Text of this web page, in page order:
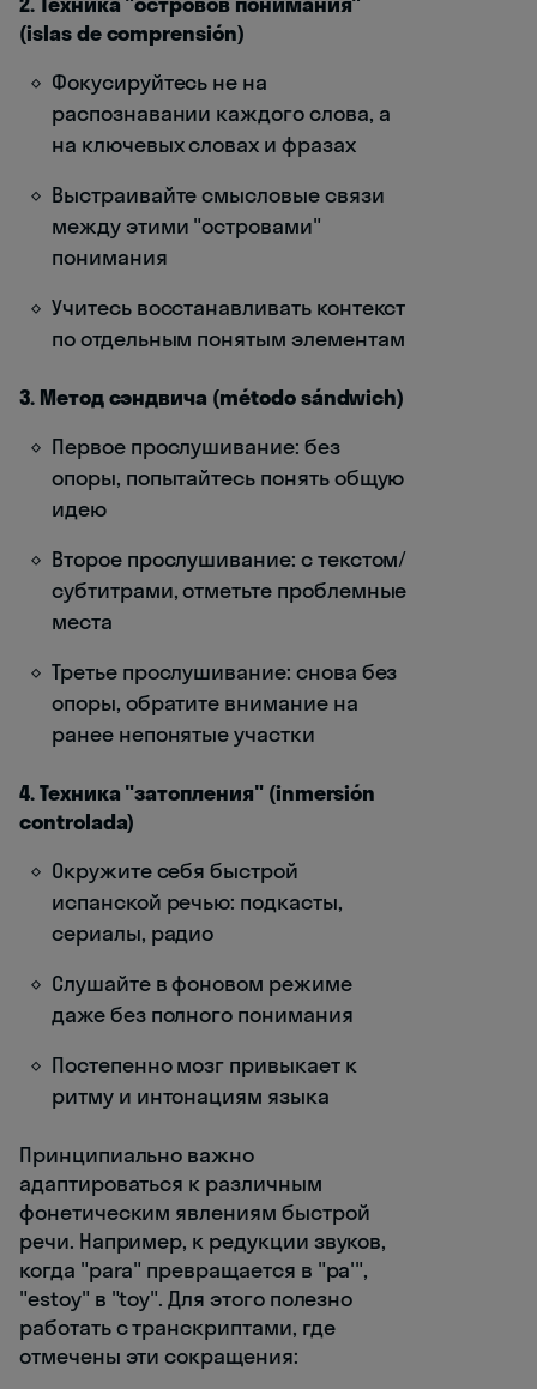
(islas de comprensión)
Фокусируйтесь не на
распознавании каждого слова, а
на ключевых словах и фразах
Выстраивайте смысловые связи
между этими "островами"
понимания
Учитесь восстанавливать контекст
по отдельным понятым элементам
3. Метод сэндвича (método sándwich)
Первое прослушивание: без
опоры, попытайтесь понять общую
идею
Второе прослушивание: с текстом/
субтитрами, отметьте проблемные
места
Третье прослушивание: снова без
опоры, обратите внимание на
ранее непонятые участки
4. Техника "затопления" (inmersión
controlada)
Окружите себя быстрой
испанской речью: подкасты,
сериалы, радио
Слушайте в фоновом режиме
даже без полного понимания
Постепенно мозг привыкает к
ритму и интонациям языка
Принципиально важно
адаптироваться к различным
фонетическим явлениям быстрой
речи. Например, к редукции звуков,
когда "para" превращается в "pa'",
"estoy" в "toy". Для этого полезно
работать с транскриптами, где
отмечены эти сокращения: